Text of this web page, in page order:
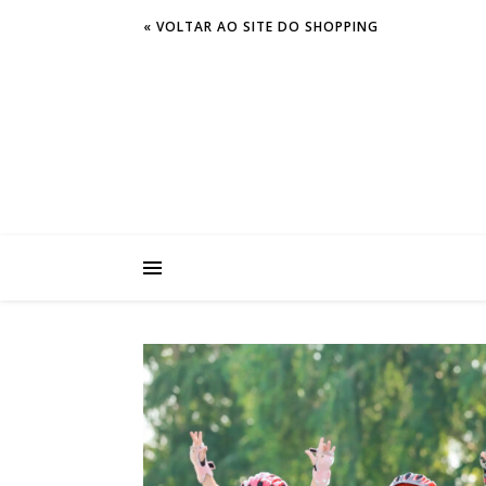
« VOLTAR AO SITE DO SHOPPING